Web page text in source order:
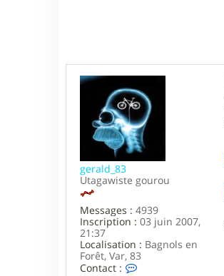
gerald_83
Utagawiste gourou
Messages : 4939
Inscription : 03 juin 2007,
21:37
Localisation : Bagnols en
Forêt, Var, 83
Contact :